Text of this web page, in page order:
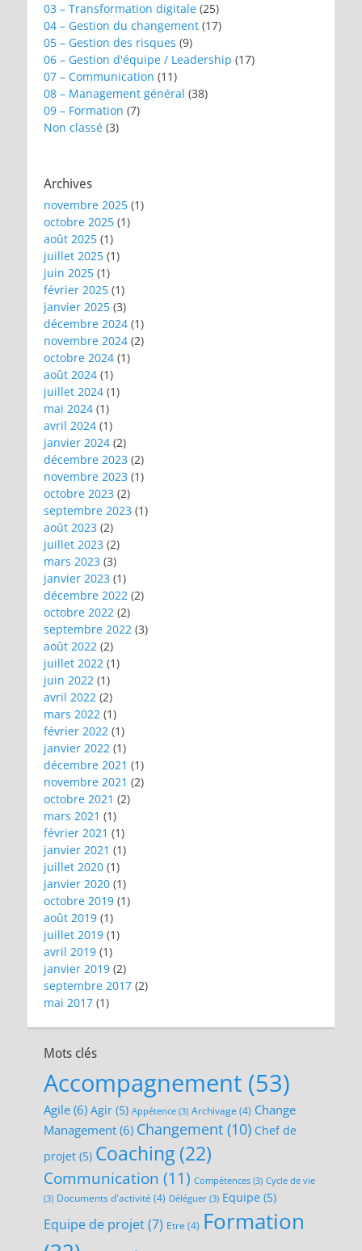
03 – Transformation digitale (25)
04 – Gestion du changement (17)
05 – Gestion des risques (9)
06 – Gestion d'équipe / Leadership (17)
07 – Communication (11)
08 – Management général (38)
09 – Formation (7)
Non classé (3)
Archives
novembre 2025 (1)
octobre 2025 (1)
août 2025 (1)
juillet 2025 (1)
juin 2025 (1)
février 2025 (1)
janvier 2025 (3)
décembre 2024 (1)
novembre 2024 (2)
octobre 2024 (1)
août 2024 (1)
juillet 2024 (1)
mai 2024 (1)
avril 2024 (1)
janvier 2024 (2)
décembre 2023 (2)
novembre 2023 (1)
octobre 2023 (2)
septembre 2023 (1)
août 2023 (2)
juillet 2023 (2)
mars 2023 (3)
janvier 2023 (1)
décembre 2022 (2)
octobre 2022 (2)
septembre 2022 (3)
août 2022 (2)
juillet 2022 (1)
juin 2022 (1)
avril 2022 (2)
mars 2022 (1)
février 2022 (1)
janvier 2022 (1)
décembre 2021 (1)
novembre 2021 (2)
octobre 2021 (2)
mars 2021 (1)
février 2021 (1)
janvier 2021 (1)
juillet 2020 (1)
janvier 2020 (1)
octobre 2019 (1)
août 2019 (1)
juillet 2019 (1)
avril 2019 (1)
janvier 2019 (2)
septembre 2017 (2)
mai 2017 (1)
Mots clés
Accompagnement (53)
Agile (6) Agir (5) Appétence (3) Archivage (4) Change
Management (6) Changement (10) Chef de
projet (5) Coaching (22)
Communication (11) Compétences (3) Cycle de vie
(3) Documents d'activité (4) Déléguer (3) Equipe (5)
Equipe de projet(7) Etre (4) Formation